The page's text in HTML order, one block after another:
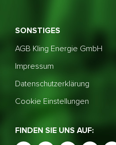
SONSTIGES
AGB Kling Energie GmbH
Impressum
Datenschutzerklärung
Cookie Einstellungen
FINDEN SIE UNS AUF: